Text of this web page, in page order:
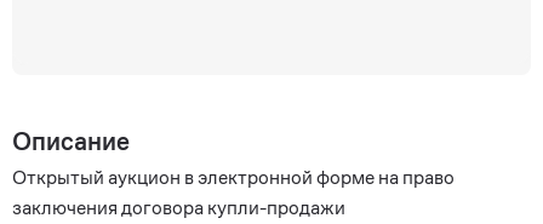
Описание
Открытый аукцион в электронной форме на право
заключения договора купли-продажи